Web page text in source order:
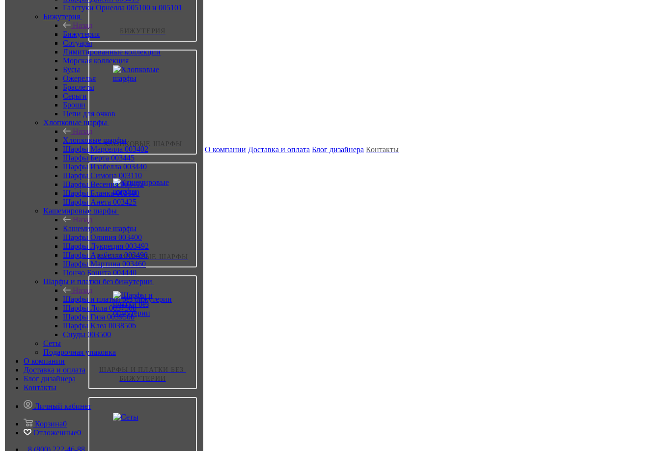
БИЖУТЕРИЯ
ХЛОПКОВЫЕ ШАРФЫ
КАШЕМИРОВЫЕ ШАРФЫ
ШАРФЫ И ПЛАТКИ БЕЗ
БИЖУТЕРИИ
О компании Доставка и оплата Блог дизайнера Контакты
Галстуки Орнелла 005100 и 005101
Бижутерия
Назад
Бижутерия
Сотуары
Лимитированные коллекции
Морская коллекция
Бусы
Ожерелья
Браслеты
Серьги
Броши
Цепи для очков
Хлопковые шарфы
Назад
Хлопковые шарфы
Шарфы Марселла 003402
Шарфы Берта 003445
Шарфы Изабелла 003440
Шарфы Симона 003110
Шарфы Весения 003412
Шарфы Бланка 003100
Шарфы Анета 003425
Кашемировые шарфы
Назад
Кашемировые шарфы
Шарфы Оливия 003400
Шарфы Лукреция 003492
Шарфы Арабелла 003490
Шарфы Мартина 003460
Пончо Бонита 004440
Шарфы и платки без бижутерии
Назад
Шарфы и платки без бижутерии
Шарфы Лола 003750b
Шарфы Гиза 003950b
Шарфы Клеа 003850b
Снуды 003500
Сеты
Подарочная упаковка
О компании
Доставка и оплата
Блог дизайнера
Контакты
Личный кабинет
Корзина0
Отложенные0
8 (800) 222-46-88